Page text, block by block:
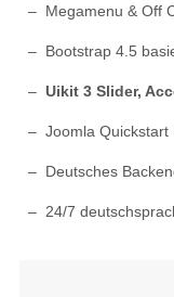
Megamenu & Off
Bootstrap 4.5
Uikit 3 Slider,
Joomla Quickstart
Deutsches
24/7